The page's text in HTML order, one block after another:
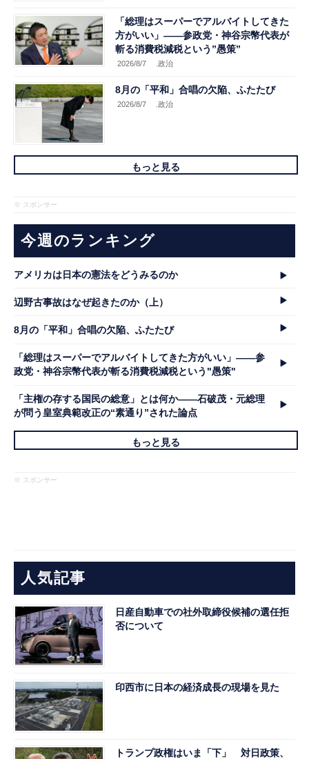
「総理はスーパーでアルバイトしてきた
方がいい」――参政党・神谷宗幣代表が
斬る消費税減税という”愚策”
2026/8/7 .政治
8月の「平和」合唱の欠陥、ふたたび
2026/8/7 .政治
もっと見る
※ スポンサー
今週のランキング
アメリカは日本の憲法をどうみるのか
辺野古事故はなぜ起きたのか（上）
8月の「平和」合唱の欠陥、ふたたび
「総理はスーパーでアルバイトしてきた方がいい」――参
政党・神谷宗幣代表が斬る消費税減税という"愚策"
「主権の存する国民の総意」とは何か――石破茂・元総理
が問う皇室典範改正の“素通り”された論点
もっと見る
※ スポンサー
人気記事
日産自動車での社外取締役候補の選任拒
否について
印西市に日本の経済成長の現場を見た
トランプ政権はいま「下」 対日政策、